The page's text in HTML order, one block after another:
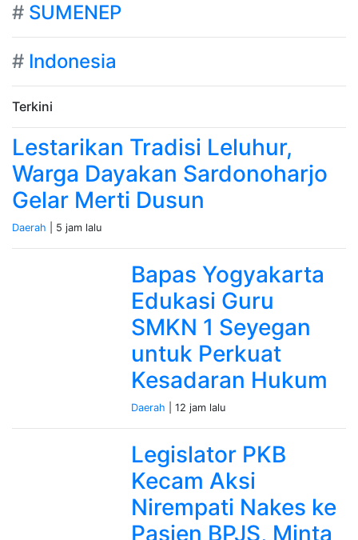
# SUMENEP
# Indonesia
Terkini
Lestarikan Tradisi Leluhur,
Warga Dayakan Sardonoharjo
Gelar Merti Dusun
Daerah | 5 jam lalu
Bapas Yogyakarta
Edukasi Guru
SMKN 1 Seyegan
untuk Perkuat
Kesadaran Hukum
Daerah | 12 jam lalu
Legislator PKB
Kecam Aksi
Nirempati Nakes ke
Pasien BPJS, Minta